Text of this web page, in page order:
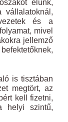
élünk,
vállalatoknál,
és a
mivel
jellemző
is tisztában
megtört, az
kell fizetni,
helyi szintű,